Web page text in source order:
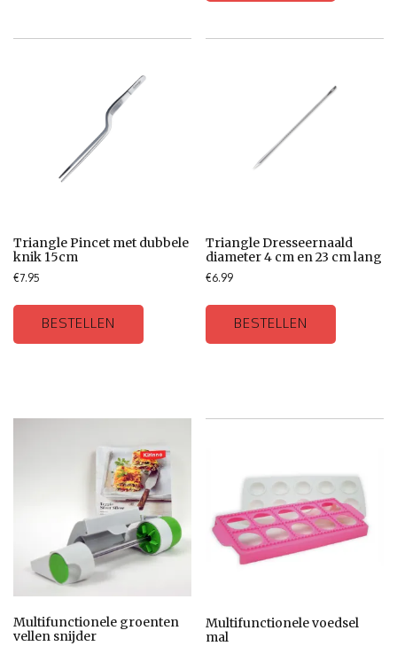
Triangle Pincet met dubbele
knik 15cm
€7.95
BESTELLEN
Triangle Dresseernaald
diameter 4 cm en 23 cm lang
€6.99
BESTELLEN
Multifunctionele groenten
vellen snijder
Multifunctionele voedsel
mal